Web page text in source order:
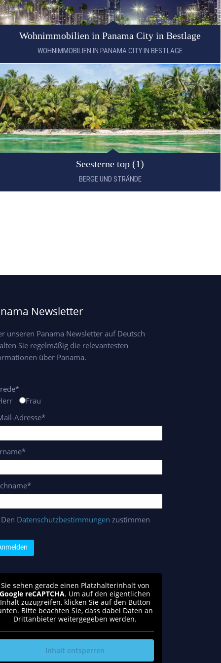
Wohnimmobilien in Panama City in Bestlage
WOHNIMMOBILIEN IN PANAMA CITY IN BESTLAGE
Beachresort Terasse und Steg top
BERGE UND STRÄNDE
Seesterne top (1)
BERGE UND STRÄNDE
Newsletter
unseren Panama Newsletter auf Deutsch
Sie regelmäßig die relevantesten
über Panama.
Frau
Adresse*
Den Datenschutzbestimmungen zustimmen
Sie sehen gerade einen Platzhalterinhalt von
Google reCAPTCHA. Um auf den eigentlichen
Inhalt zuzugreifen, klicken Sie auf den Button
Bitte beachten Sie, dass dabei Daten an
Drittanbieter weitergegeben werden.
Inhalt entsperren